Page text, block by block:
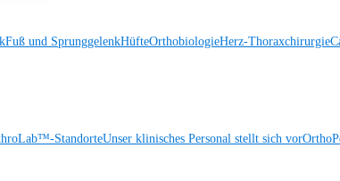
Fuß und SprunggelenkHüfteOrthobiologieHerz-Thoraxchirurgie
StandorteUnser klinisches Personal stellt sich vor